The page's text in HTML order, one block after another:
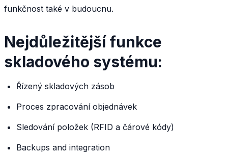
funkčnost také v budoucnu.
Nejdůležitější funkce
skladového systému:
Řízený skladových zásob
Proces zpracování objednávek
Sledování položek (RFID a čárové kódy)
Backups and integration